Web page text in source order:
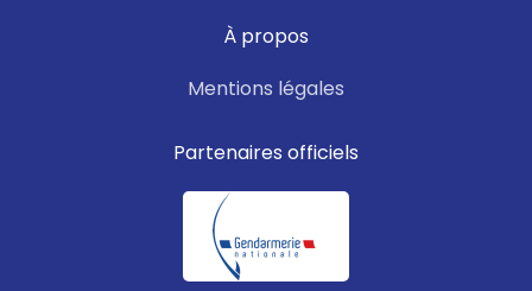
À propos
Mentions légales
Partenaires officiels